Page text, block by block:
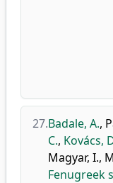
27.Badale, A.,
C., Kovács,
Magyar, I.,
Fenugreek